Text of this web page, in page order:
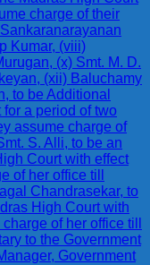
charge of their
Kumar, (viii)
(x) Smt. M. D.
(xii) Baluchamy
to be Additional
a period of two
assume charge of
S. Alli, to be an
Court with effect
of her office till
Chandrasekar, to
High Court with
of her office till
to the Government
Government